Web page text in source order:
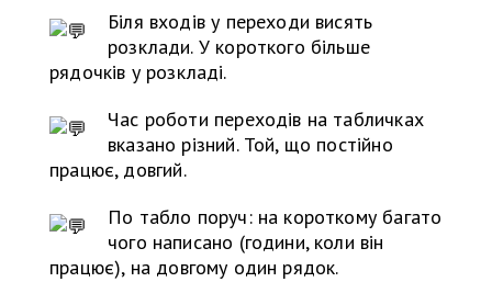
Біля входів у переходи висять
розклади. У короткого більше
рядочків у розкладі.
Час роботи переходів на табличках
вказано різний. Той, що постійно
працює, довгий.
По табло поруч: на короткому багато
чого написано (години, коли він
працює), на довгому один рядок.